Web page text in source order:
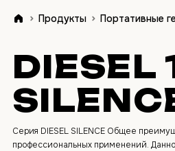
Продукты Портативные
DIESEL
Серия DIESEL SILENCE Общее
профессиональных применений.